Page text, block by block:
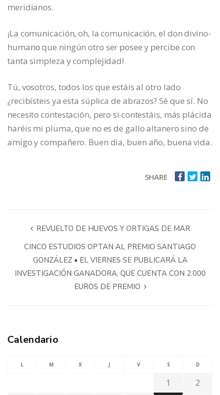
meridianos.
¡La comunicación, oh, la comunicación, el don divino-
humano que ningún otro ser posee y percibe con
tanta simpleza y complejidad!
Tú, vosotros, todos los que estáis al otro lado
¿recibísteis ya esta súplica de abrazos? Sé que sí. No
necesito contestación, pero si contestáis, más plácida
haréis mi pluma, que no es de gallo altanero sino de
amigo y compañero. Buen día, buen año, buena vida.
SHARE
REVUELTO DE HUEVOS Y ORTIGAS DE MAR
CINCO ESTUDIOS OPTAN AL PREMIO SANTIAGO
GONZÁLEZ • EL VIERNES SE PUBLICARÁ LA
INVESTIGACIÓN GANADORA, QUE CUENTA CON 2.000
EUROS DE PREMIO
Calendario
L M X J V S D
1 2